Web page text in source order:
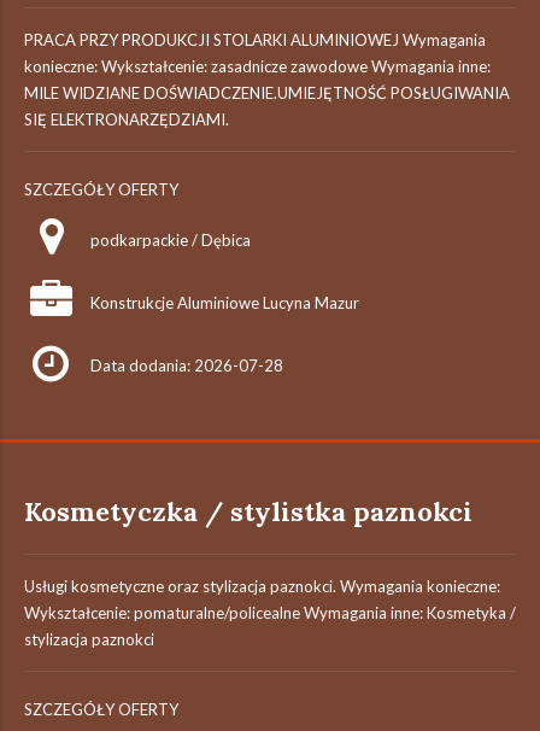
PRACA PRZY PRODUKCJI STOLARKI ALUMINIOWEJ Wymagania
konieczne: Wykształcenie: zasadnicze zawodowe Wymagania inne:
MILE WIDZIANE DOŚWIADCZENIE.UMIEJĘTNOŚĆ POSŁUGIWANIA
SIĘ ELEKTRONARZĘDZIAMI.
SZCZEGÓŁY OFERTY
podkarpackie / Dębica
Konstrukcje Aluminiowe Lucyna Mazur
Data dodania: 2026-07-28
Kosmetyczka / stylistka paznokci
Usługi kosmetyczne oraz stylizacja paznokci. Wymagania konieczne:
Wykształcenie: pomaturalne/policealne Wymagania inne: Kosmetyka /
stylizacja paznokci
SZCZEGÓŁY OFERTY